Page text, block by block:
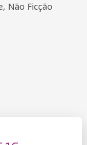
Não Ficção